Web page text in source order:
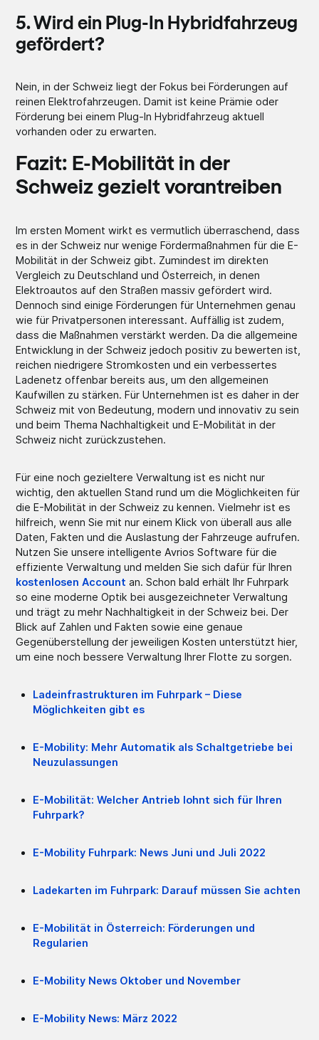
5. Wird ein Plug-In Hybridfahrzeug
gefördert?
Nein, in der Schweiz liegt der Fokus bei Förderungen auf
reinen Elektrofahrzeugen. Damit ist keine Prämie oder
Förderung bei einem Plug-In Hybridfahrzeug aktuell
vorhanden oder zu erwarten.
Fazit: E-Mobilität in der
Schweiz gezielt vorantreiben
Im ersten Moment wirkt es vermutlich überraschend, dass
es in der Schweiz nur wenige Fördermaßnahmen für die E-
Mobilität in der Schweiz gibt. Zumindest im direkten
Vergleich zu Deutschland und Österreich, in denen
Elektroautos auf den Straßen massiv gefördert wird.
Dennoch sind einige Förderungen für Unternehmen genau
wie für Privatpersonen interessant. Auffällig ist zudem,
dass die Maßnahmen verstärkt werden. Da die allgemeine
Entwicklung in der Schweiz jedoch positiv zu bewerten ist,
reichen niedrigere Stromkosten und ein verbessertes
Ladenetz offenbar bereits aus, um den allgemeinen
Kaufwillen zu stärken. Für Unternehmen ist es daher in der
Schweiz mit von Bedeutung, modern und innovativ zu sein
und beim Thema Nachhaltigkeit und E-Mobilität in der
Schweiz nicht zurückzustehen.
Für eine noch gezieltere Verwaltung ist es nicht nur
wichtig, den aktuellen Stand rund um die Möglichkeiten für
die E-Mobilität in der Schweiz zu kennen. Vielmehr ist es
hilfreich, wenn Sie mit nur einem Klick von überall aus alle
Daten, Fakten und die Auslastung der Fahrzeuge aufrufen.
Nutzen Sie unsere intelligente Avrios Software für die
effiziente Verwaltung und melden Sie sich dafür für Ihren
kostenlosen Account an. Schon bald erhält Ihr Fuhrpark
so eine moderne Optik bei ausgezeichneter Verwaltung
und trägt zu mehr Nachhaltigkeit in der Schweiz bei. Der
Blick auf Zahlen und Fakten sowie eine genaue
Gegenüberstellung der jeweiligen Kosten unterstützt hier,
um eine noch bessere Verwaltung Ihrer Flotte zu sorgen.
Ladeinfrastrukturen im Fuhrpark – Diese
Möglichkeiten gibt es
E-Mobility: Mehr Automatik als Schaltgetriebe bei
Neuzulassungen
E-Mobilität: Welcher Antrieb lohnt sich für Ihren
Fuhrpark?
E-Mobility Fuhrpark: News Juni und Juli 2022
Ladekarten im Fuhrpark: Darauf müssen Sie achten
E-Mobilität in Österreich: Förderungen und
Regularien
E-Mobility News Oktober und November
E-Mobility News: März 2022